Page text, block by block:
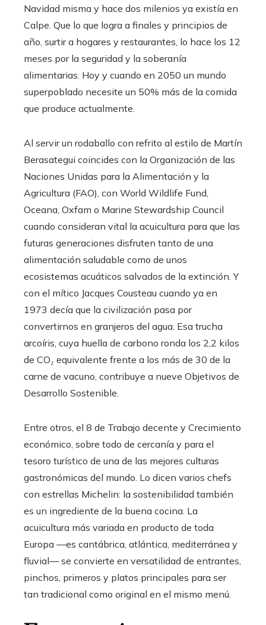
Navidad misma y hace dos milenios ya existía en
Calpe. Que lo que logra a finales y principios de
año, surtir a hogares y restaurantes, lo hace los 12
meses por la seguridad y la soberanía
alimentarias. Hoy y cuando en 2050 un mundo
superpoblado necesite un 50% más de la comida
que produce actualmente.
Al servir un rodaballo con refrito al estilo de Martín
Berasategui coincides con la Organización de las
Naciones Unidas para la Alimentación y la
Agricultura (FAO), con World Wildlife Fund,
Oceana, Oxfam o Marine Stewardship Council
cuando consideran vital la acuicultura para que las
futuras generaciones disfruten tanto de una
alimentación saludable como de unos
ecosistemas acuáticos salvados de la extinción. Y
con el mítico Jacques Cousteau cuando ya en
1973 decía que la civilización pasa por
convertirnos en granjeros del agua. Esa trucha
arcoíris, cuya huella de carbono ronda los 2,2 kilos
de CO₂ equivalente frente a los más de 30 de la
carne de vacuno, contribuye a nueve Objetivos de
Desarrollo Sostenible.
Entre otros, el 8 de Trabajo decente y Crecimiento
económico, sobre todo de cercanía y para el
tesoro turístico de una de las mejores culturas
gastronómicas del mundo. Lo dicen varios chefs
con estrellas Michelin: la sostenibilidad también
es un ingrediente de la buena cocina. La
acuicultura más variada en producto de toda
Europa —es cantábrica, atlántica, mediterránea y
fluvial— se convierte en versatilidad de entrantes,
pinchos, primeros y platos principales para ser
tan tradicional como original en el mismo menú.